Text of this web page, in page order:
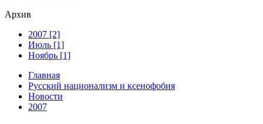
Архив
2007 [2]
Июль [1]
Ноябрь [1]
Главная
Русский национализм и ксенофобия
Новости
2007